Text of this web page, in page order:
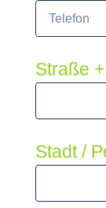
Straße
Stadt /